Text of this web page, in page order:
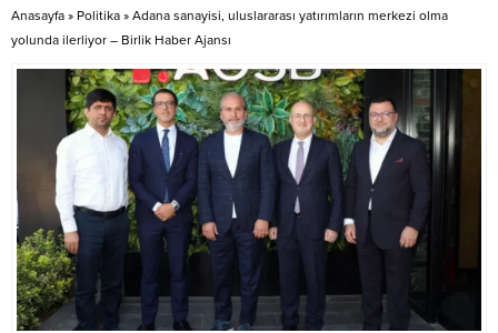
kapalı kalan koridor, yapılan
Anasayfa » Politika » Adana sanayisi, uluslararası yatırımların merkezi olma
yolunda ilerliyor – Birlik Haber Ajansı